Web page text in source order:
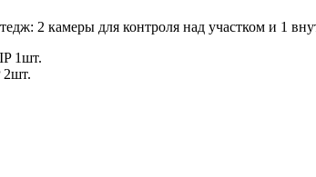
2 камеры для контроля над участком и 1
1шт.
2шт.